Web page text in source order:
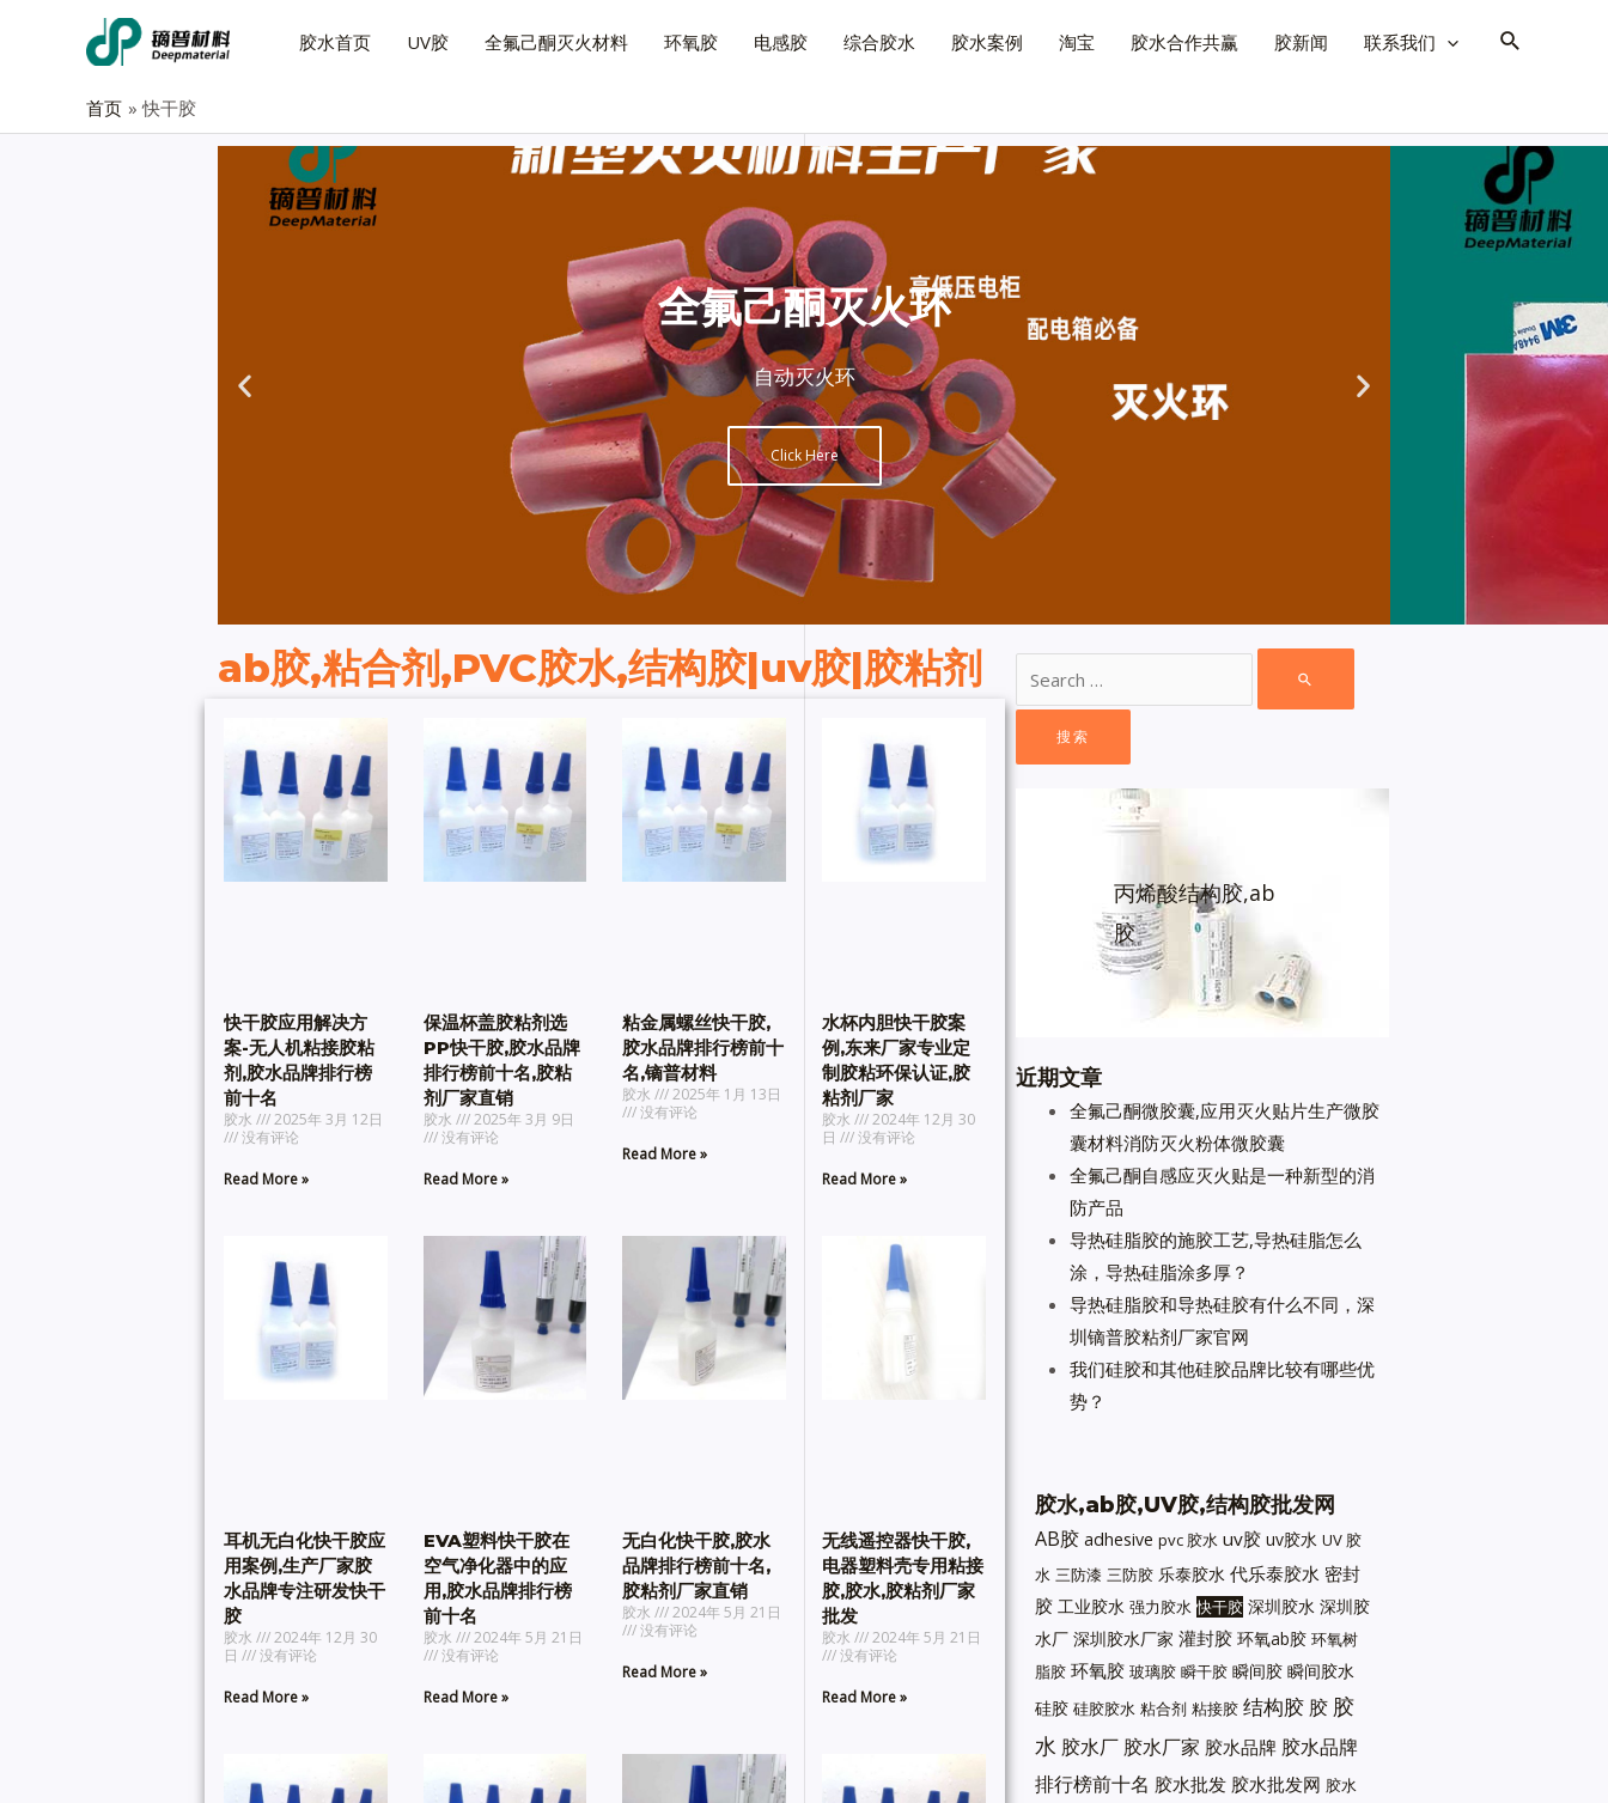
胶水首页 UV胶 全氟己酮灭火材料 环氧胶 电感胶 综合胶水 胶水案例 淘宝 胶水合作共赢 胶新闻 联系我们
首页 快干胶
全氟己酮灭火环
自动灭火环
Click Here
ab胶,粘合剂,PVC胶水,结构胶|uv胶|胶粘剂
快干胶应用解决方
案-无人机粘接胶粘
剂,胶水品牌排行榜
前十名
胶水
2025年 3月 12日
没有评论
Read More »
保温杯盖胶粘剂选
PP快干胶,胶水品牌
排行榜前十名,胶粘
剂厂家直销
胶水
2025年 3月 9日
没有评论
Read More »
粘金属螺丝快干胶,
胶水品牌排行榜前十
名,镝普材料
胶水
2025年 1月 13日
没有评论
Read More »
水杯内胆快干胶案
例,东来厂家专业定
制胶粘环保认证,胶
粘剂厂家
胶水
2024年 12月 30
日
没有评论
Read More »
耳机无白化快干胶应
用案例,生产厂家胶
水品牌专注研发快干
胶
胶水
2024年 12月 30
日
没有评论
Read More »
EVA塑料快干胶在
空气净化器中的应
用,胶水品牌排行榜
前十名
胶水
2024年 5月 21日
没有评论
Read More »
无白化快干胶,胶水
品牌排行榜前十名,
胶粘剂厂家直销
胶水
2024年 5月 21日
没有评论
Read More »
无线遥控器快干胶,
电器塑料壳专用粘接
胶,胶水,胶粘剂厂家
批发
胶水
2024年 5月 21日
没有评论
Read More »
丙烯酸结构胶,ab
胶
近期文章
全氟己酮微胶囊,应用灭火贴片生产微胶
囊材料消防灭火粉体微胶囊
全氟己酮自感应灭火贴是一种新型的消
防产品
导热硅脂胶的施胶工艺,导热硅脂怎么
涂，导热硅脂涂多厚？
导热硅脂胶和导热硅胶有什么不同，深
圳镝普胶粘剂厂家官网
我们硅胶和其他硅胶品牌比较有哪些优
势？
胶水,ab胶,UV胶,结构胶批发网
AB胶 adhesive pvc 胶水 uv胶 uv胶水 UV 胶
水 三防漆 三防胶 乐泰胶水 代乐泰胶水 密封
胶 工业胶水 强力胶水 快干胶 深圳胶水 深圳胶
水厂 深圳胶水厂家 灌封胶 环氧ab胶 环氧树
脂胶 环氧胶 玻璃胶 瞬干胶 瞬间胶 瞬间胶水
硅胶 硅胶胶水 粘合剂 粘接胶 结构胶 胶 胶
水 胶水厂 胶水厂家 胶水品牌 胶水品牌
排行榜前十名 胶水批发 胶水批发网 胶水